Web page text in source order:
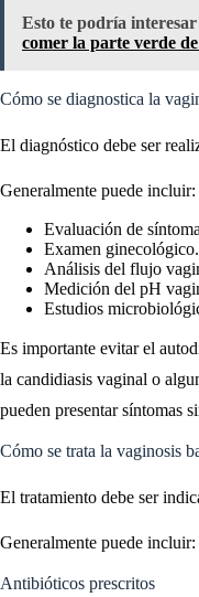
Esto te podría interesar
comer la parte verde
Cómo se diagnostica la
El diagnóstico debe ser
Generalmente puede incluir:
Evaluación de
Examen ginecológico.
Análisis del flujo
Medición del pH
Estudios
Es importante evitar el
la candidiasis vaginal o
pueden presentar síntomas
Cómo se trata la vaginosis
El tratamiento debe ser
Generalmente puede incluir:
Antibióticos prescritos